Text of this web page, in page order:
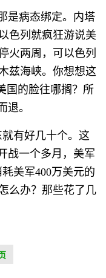
是病态绑定。内塔
色列就疯狂游说美
火两周，可以色列
兹海峡。你想想这
国的脸往哪搁？所
。
有好几十个。这
战一个多月，美军
美军400万美元的
么办？那些花了几